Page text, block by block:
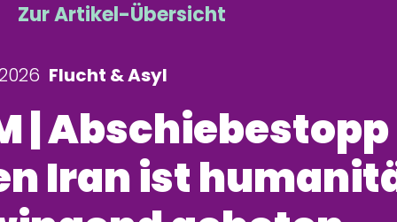
Zur Artikel-Übersicht
Flucht & Asyl
|
Iran ist